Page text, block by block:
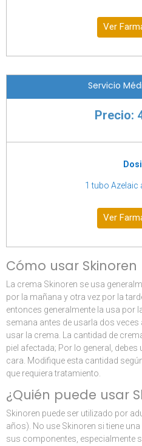
Ver
Servicio
Precio:
1 tubo Azelaic
Ver
Cómo usar Skinoren
La crema Skinoren se usa
por la mañana y otra vez por la
entonces generalmente la usa por
semana antes de usarla dos
usar la crema. La cantidad de
piel afectada; Por lo general,
cara. Modifique esta cantidad
que requiera tratamiento.
¿Quién puede usar
Skinoren puede ser utilizado por
años). No use Skinoren si tiene
sus componentes, especialmente